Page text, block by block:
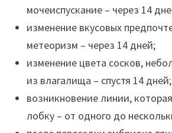
мочеиспускание – через 14
изменение вкусовых
метеоризм – через 14 дней;
изменение цвета сосков,
из влагалища – спустя 14 дней;
возникновение линии,
лобку – от одного до